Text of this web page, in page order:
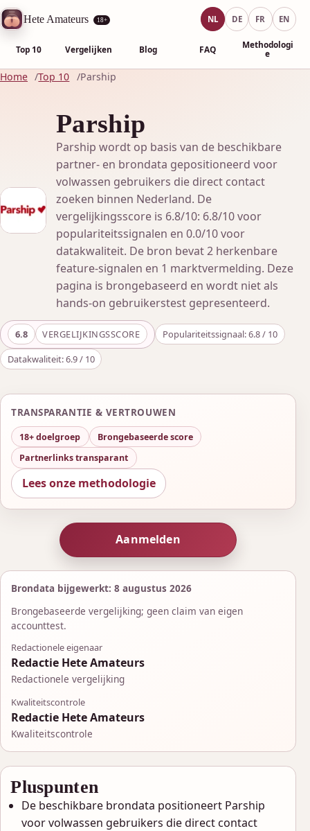
Hete Amateurs 18+
Top 10 Vergelijken Blog FAQ
Methodologi
e
NL DE FR EN
Home Top 10 Parship
Parship
Parship wordt op basis van de beschikbare
partner- en brondata gepositioneerd voor
volwassen gebruikers die direct contact
zoeken binnen Nederland. De
vergelijkingsscore is 6.8/10: 6.8/10 voor
populariteitssignalen en 0.0/10 voor
datakwaliteit. De bron bevat 2 herkenbare
feature-signalen en 1 marktvermelding. Deze
pagina is brongebaseerd en wordt niet als
hands-on gebruikerstest gepresenteerd.
6.8 VERGELIJKINGSSCORE
Populariteitssignaal: 6.8 / 10
Datakwaliteit: 6.9 / 10
TRANSPARANTIE & VERTROUWEN
18+ doelgroep
Brongebaseerde score
Partnerlinks transparant
Lees onze methodologie
Aanmelden
Brondata bijgewerkt: 8 augustus 2026
Brongebaseerde vergelijking; geen claim van eigen
accounttest.
Redactionele eigenaar
Redactie Hete Amateurs
Redactionele vergelijking
Kwaliteitscontrole
Redactie Hete Amateurs
Kwaliteitscontrole
Pluspunten
De beschikbare brondata positioneert Parship
voor volwassen gebruikers die direct contact